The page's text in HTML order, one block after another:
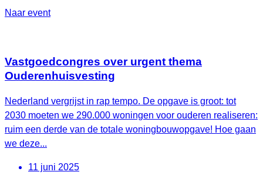
Naar event
Vastgoedcongres over urgent thema
Ouderenhuisvesting
Nederland vergrijst in rap tempo. De opgave is groot: tot
2030 moeten we 290.000 woningen voor ouderen realiseren:
ruim een derde van de totale woningbouwopgave! Hoe gaan
we deze...
11 juni 2025